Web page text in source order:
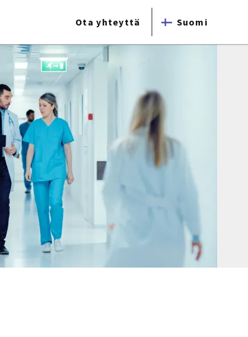
Ota yhteyttä Suomi